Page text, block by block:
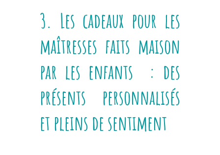
3. Les cadeaux pour les
maîtresses faits maison
par les enfants : des
présents personnalisés
et pleins de sentiment